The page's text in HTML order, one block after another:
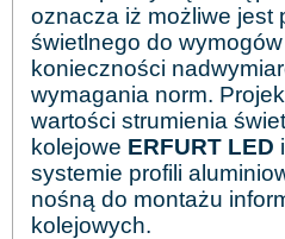
oznacza iż możliwe jest
świetlnego do
konieczności
wymagania norm.
wartości strumienia
kolejowe ERFURT LED i
systemie profili
nośną do montażu
kolejowych.